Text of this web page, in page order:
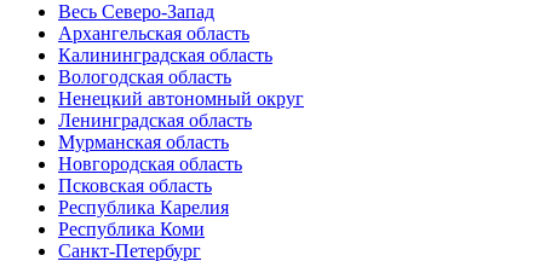
Весь Северо-Запад
Архангельская область
Калининградская область
Вологодская область
Ненецкий автономный округ
Ленинградская область
Мурманская область
Новгородская область
Псковская область
Республика Карелия
Республика Коми
Санкт-Петербург